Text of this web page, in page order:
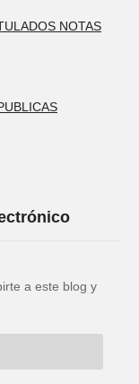
NOTAS
a este blog y